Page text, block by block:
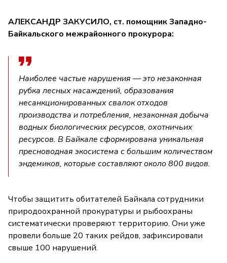
АЛЕКСАНДР ЗАКУСИЛО, ст. помощник Западно-
Байкальского межрайонного прокурора:
Наиболее частые нарушения — это незаконная
рубка лесных насаждений, образования
несанкционированных свалок отходов
производства и потребления, незаконная добыча
водных биологических ресурсов, охотничьих
ресурсов. В Байкале сформирована уникальная
пресноводная экосистема с большим количеством
эндемиков, которые составляют около 800 видов.
Чтобы защитить обитателей Байкала сотрудники
природоохранной прокуратуры и рыбоохраны
систематически проверяют территорию. Они уже
провели больше 20 таких рейдов, зафиксировали
свыше 100 нарушений.